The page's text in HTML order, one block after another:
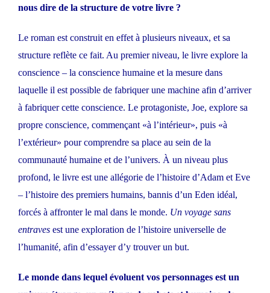
nous dire de la structure de votre livre ?
Le roman est construit en effet à plusieurs niveaux, et sa
structure reflète ce fait. Au premier niveau, le livre explore la
conscience – la conscience humaine et la mesure dans
laquelle il est possible de fabriquer une machine afin d’arriver
à fabriquer cette conscience. Le protagoniste, Joe, explore sa
propre conscience, commençant «à l’intérieur», puis «à
l’extérieur» pour comprendre sa place au sein de la
communauté humaine et de l’univers. À un niveau plus
profond, le livre est une allégorie de l’histoire d’Adam et Eve
– l’histoire des premiers humains, bannis d’un Eden idéal,
forcés à affronter le mal dans le monde. Un voyage sans
entraves est une exploration de l’histoire universelle de
l’humanité, afin d’essayer d’y trouver un but.
Le monde dans lequel évoluent vos personnages est un